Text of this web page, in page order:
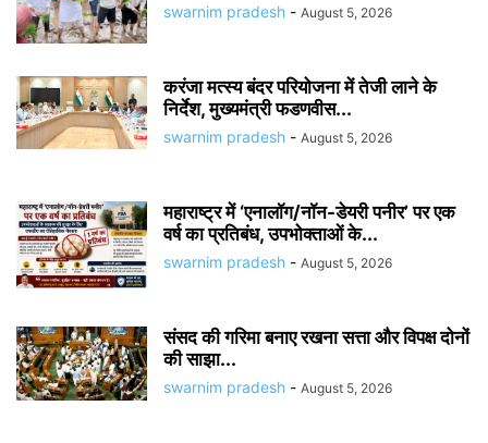
swarnim pradesh - August 5, 2026
करंजा मत्स्य बंदर परियोजना में तेजी लाने के
निर्देश, मुख्यमंत्री फडणवीस...
swarnim pradesh - August 5, 2026
महाराष्ट्र में ‘एनालॉग/नॉन-डेयरी पनीर’ पर एक
वर्ष का प्रतिबंध, उपभोक्ताओं के...
swarnim pradesh - August 5, 2026
संसद की गरिमा बनाए रखना सत्ता और विपक्ष दोनों
की साझा...
swarnim pradesh - August 5, 2026